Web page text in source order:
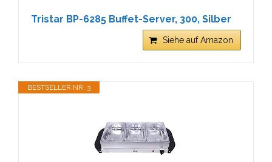
Tristar BP-6285 Buffet-Server, 300, Silber
Siehe auf Amazon
BESTSELLER NR. 3